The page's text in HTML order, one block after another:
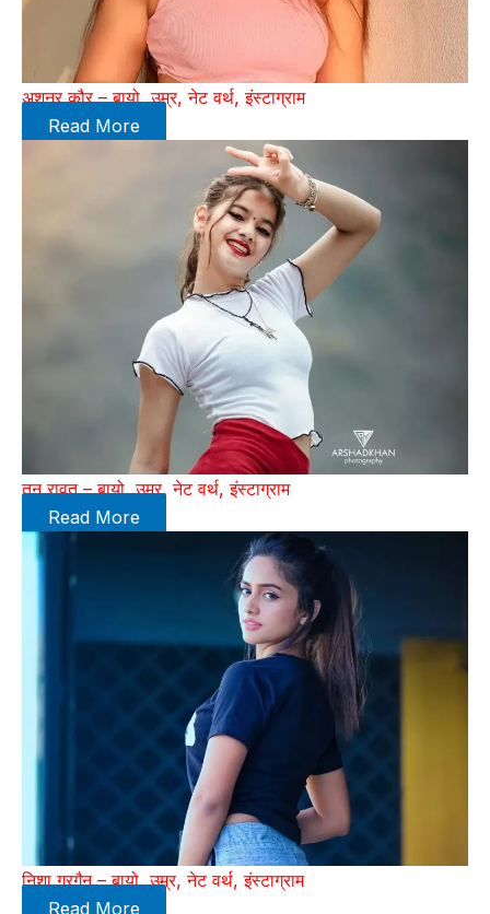
अशनूर कौर – बायो, उम्र, नेट वर्थ, इंस्टाग्राम
Read More
तनु रावत – बायो, उम्र, नेट वर्थ, इंस्टाग्राम
Read More
निशा गुरगैन – बायो, उम्र, नेट वर्थ, इंस्टाग्राम
Read More